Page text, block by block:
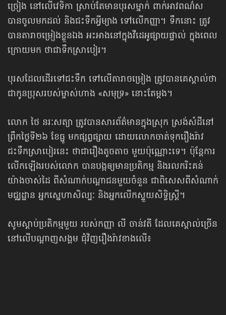
ច្រៀង នៅលើវេទិកា ស្រាប់តែមានបុរសម្នាក់ ពាក់អាវពណ៌ស
បានចូលមក​ដល់ និងជះទឹកអ្វីម្យាង ទៅលើកញ្ញា។ ទឹកនោះ ត្រូវ
បានតារាចម្រៀងខ្លួនឯង អះអាងនៅក្នុងវីដេអូផ្សាយផ្ទាល់ ក្នុងពេល
ក្រោយមក ថាជាទឹកស្រាបៀរ។
បុរសដែលដើរទៅជះទឹក ទៅលើតារាចម្រៀង ត្រូវបានគេស្គាល់ថា
ជាកូនប្រុសរបស់ម្ចាស់ហាង «សមុទ្រ» នោះតែម្ដង។
លោក ថៃ នរៈសត្យា ត្រូវបានសារព័ត៌មានក្នុងស្រុក ស្រង់សំដីនៅ
ព្រឹកថ្ងៃទី២៦ ខែធ្នូ មកផ្សព្វផ្សាយ ដោយលោកចាត់ទុករឿងរ៉ាវ
ជះទឹកស្រាបៀរនេះ ថាជារឿងតូចតាច មួយប៉ុណ្ណោះទេ។ ប៉ុន្តែការ
លើកឡើងរបស់លោក បានបង្កឲ្យមានប្រតិកម្ម និងរលករិះគន់
យ៉ាងចាស់ដៃ ពីសំណាក់បណ្ដាជនមួយចំនួន ជាពិសេសពីសំណាក់
មជ្ឈដ្ឋាន អ្នកស្នេហាសិល្បៈ និងអ្នកលើកស្ទួយសិទ្ធិស្ត្រី។
សូមស្ដាប់ប្រតិកម្មមួយ របស់កញ្ញា លី ចាន់វតី ដែលគេស្គាល់ច្រើន
នៅលើបណ្ដាញសង្គម ជុំវិញរឿងរ៉ាវខាងលើ៖